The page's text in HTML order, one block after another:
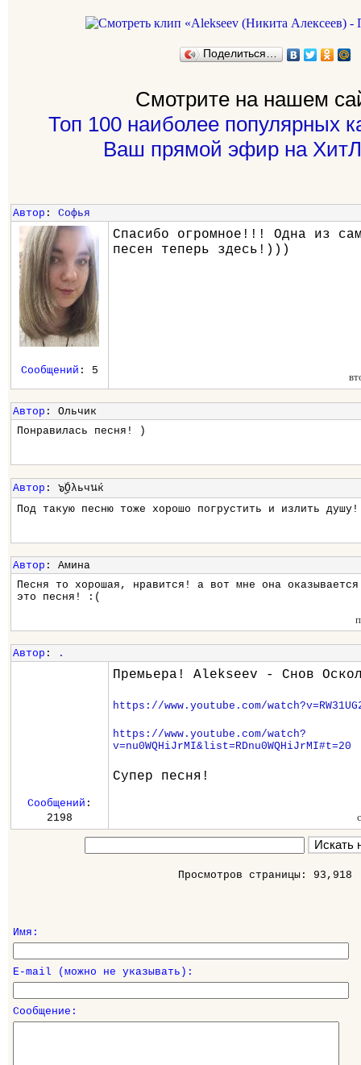
Поделиться…
Смотрите на нашем
Топ 100 наиболее популярных
Ваш прямой эфир на
Автор : Софья
Спасибо огромное!!! Одна из
песен теперь здесь!)))
Сообщений : 5
Автор : Ольчик
Понравилась песня! )
Автор : ๖ۣۣۜОλьчนќ
Под такую песню тоже хорошо погрустить и излить душу!
Автор : Амина
Песня то хорошая, нравится! а вот мне она
это песня! :(
Автор : .
Премьера! Alekseev - Снов
https://www.youtube.com/
https://www.youtube.com/watch?
v=nu0WQHiJrMI&list=RDnu0WQHiJrMI#t=20
Супер песня!
Сообщений :
2198
Просмотров страницы: 93,918
Имя:
E-mail (можно не указывать):
Сообщение: